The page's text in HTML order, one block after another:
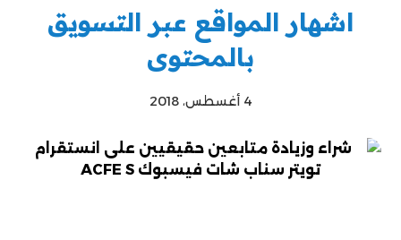
اشهار المواقع عبر التسويق
بالمحتوى
4 أغسطس، 2018